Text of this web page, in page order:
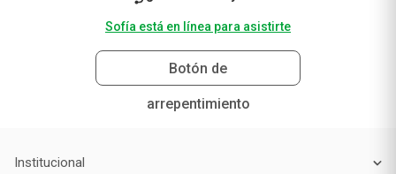
Sofía está en línea para asistirte
Botón de
arrepentimiento
Institucional